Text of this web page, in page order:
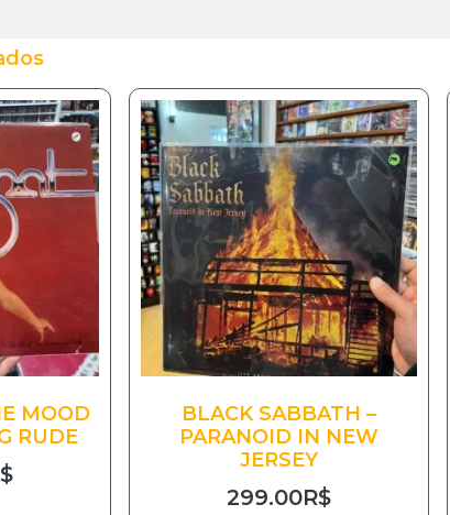
MOOD
RUDE
BLACK SABBATH –
PARANOID IN NEW
JERSEY
299.00R$